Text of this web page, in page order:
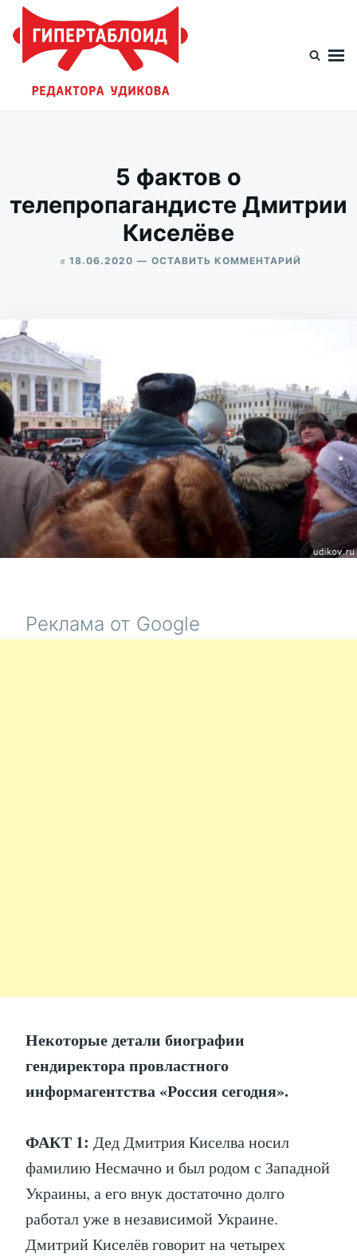
Перейти
содержимому
Искать:
5 фактов о
телепропагандисте Дмитрии
Киселёве
в 18.06.2020 ОСТАВИТЬ КОММЕНТАРИЙ
Реклама от Google
Некоторые детали биографии
гендиректора провластного
информагентства «Россия сегодня».
ФАКТ 1: Дед Дмитрия Киселва носил
фамилию Несмачно и был родом с Западной
Украины, а его внук достаточно долго
работал уже в независимой Украине.
Дмитрий Киселёв говорит на четырех